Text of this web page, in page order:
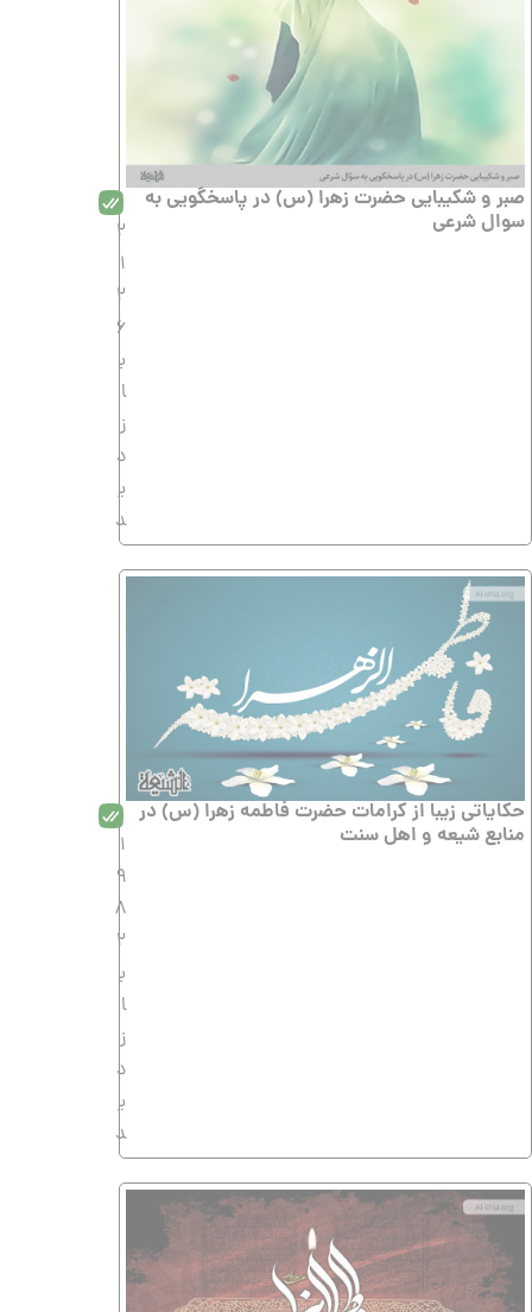
صبر و شکیبایی حضرت زهرا (س) در پاسخگویی به
سوال شرعی
2
1
2
6
ب
ا
ز
د
ی
د
حکایاتی زیبا از کرامات حضرت فاطمه زهرا (س) در
منابع شیعه و اهل سنت
1
9
8
2
ب
ا
ز
د
ی
د